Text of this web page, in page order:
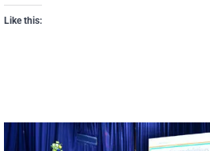
Like this: